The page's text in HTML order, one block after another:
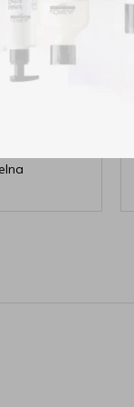
Photofocus